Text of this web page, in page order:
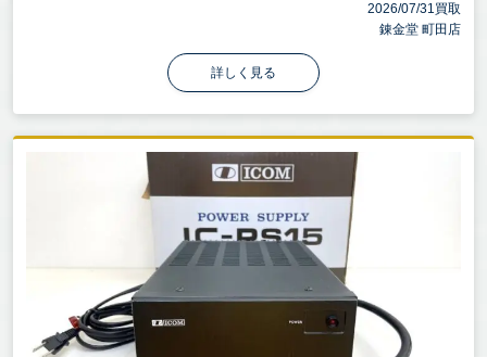
2026/07/31買取
錬金堂 町田店
詳しく見る